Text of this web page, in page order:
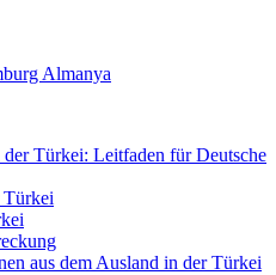
Almanya
Türkei: Leitfaden für Deutsche
Türkei
aus dem Ausland in der Türkei